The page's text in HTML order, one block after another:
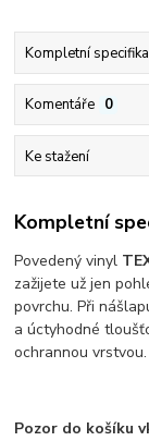
Kompletní
Komentáře 0
Ke stažení
Kompletní
Povedený vinyl
zažijete už jen
povrchu. Při
a úctyhodné
ochrannou vrstvou.
Pozor do košíku